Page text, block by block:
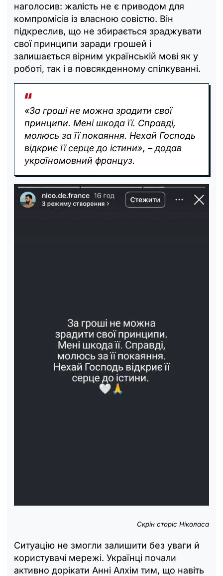
наголосив: жалість не є приводом для
компромісів із власною совістю. Він
підкреслив, що не збирається зраджувати
свої принципи заради грошей і
залишається вірним українській мові як у
роботі, так і в повсякденному спілкуванні.
«За гроші не можна зрадити свої
принципи. Мені шкода її. Справді,
молюсь за її покаяння. Нехай Господь
відкриє її серце до істини», – додав
україномовний француз.
Скрін сторіс Ніколаса
Ситуацію не змогли залишити без уваги й
користувачі мережі. Українці почали
активно дорікати Анні Алхім тим, що навіть